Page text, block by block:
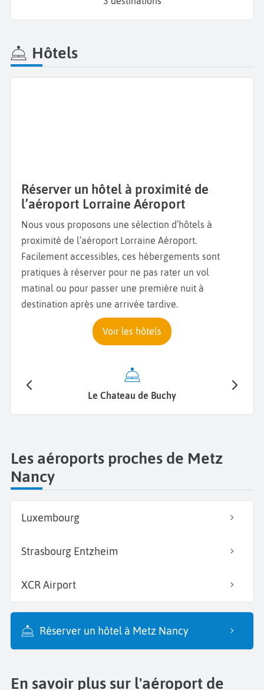
Hôtels
Réserver un hôtel à proximité de
l’aéroport Lorraine Aéroport
Nous vous proposons une sélection d’hôtels à
proximité de l’aéroport Lorraine Aéroport.
Facilement accessibles, ces hébergements sont
pratiques à réserver pour ne pas rater un vol
matinal ou pour passer une première nuit à
destination après une arrivée tardive.
Voir les hôtels
Le Chateau de Buchy
Les aéroports proches de Metz
Nancy
Luxembourg
Strasbourg Entzheim
XCR Airport
Réserver un hôtel à Metz Nancy
En savoir plus sur l'aéroport de